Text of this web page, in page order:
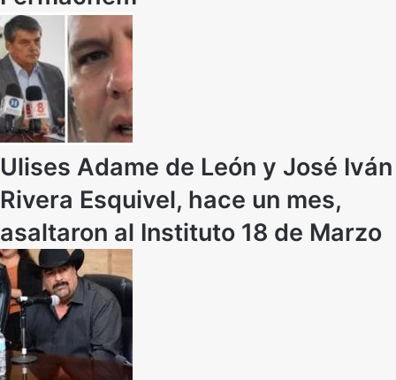
Ulises Adame de León y José Iván
Rivera Esquivel, hace un mes,
asaltaron al Instituto 18 de Marzo